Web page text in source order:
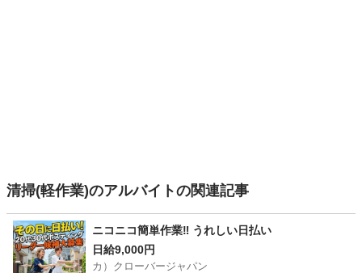
清掃(軽作業)のアルバイトの関連記事
ニコニコ簡単作業‼️ うれしい日払い
日給9,000円
カ）クローバージャパン